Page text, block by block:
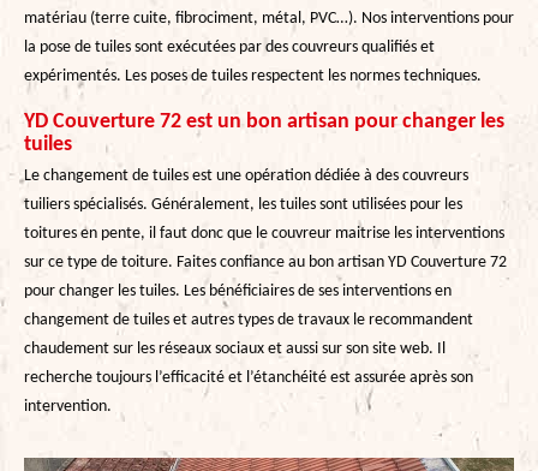
matériau (terre cuite, fibrociment, métal, PVC…). Nos interventions pour
la pose de tuiles sont exécutées par des couvreurs qualifiés et
expérimentés. Les poses de tuiles respectent les normes techniques.
YD Couverture 72 est un bon artisan pour changer les
tuiles
Le changement de tuiles est une opération dédiée à des couvreurs
tuiliers spécialisés. Généralement, les tuiles sont utilisées pour les
toitures en pente, il faut donc que le couvreur maitrise les interventions
sur ce type de toiture. Faites confiance au bon artisan YD Couverture 72
pour changer les tuiles. Les bénéficiaires de ses interventions en
changement de tuiles et autres types de travaux le recommandent
chaudement sur les réseaux sociaux et aussi sur son site web. Il
recherche toujours l’efficacité et l’étanchéité est assurée après son
intervention.